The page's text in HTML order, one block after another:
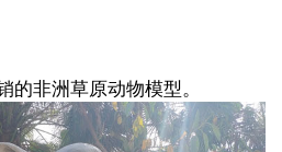
的非洲草原动物模型。